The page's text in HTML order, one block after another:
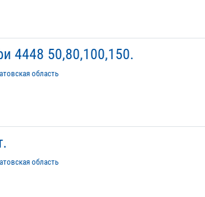
4448 50,80,100,150.
область
область